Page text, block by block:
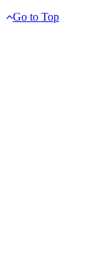
Go to Top